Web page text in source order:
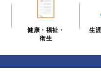
健康・福祉・
衛生
生